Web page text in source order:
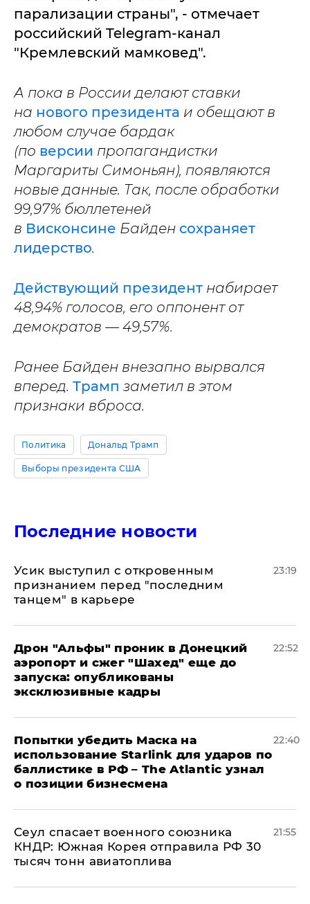
парализации страны", - отмечает
российский Telegram-канал
"Кремлевский мамковед".
А пока в России делают ставки
на нового президента и обещают в
любом случае бардак
(по версии пропагандистки
Маргариты Симоньян), появляются
новые данные. Так, после обработки
99,97% бюллетеней
в Висконсине Байден сохраняет
лидерство.
Действующий президент набирает
48,94% голосов, его оппонент от
демократов — 49,57%.
Ранее Байден внезапно вырвался
вперед. Трамп заметил в этом
признаки вброса.
Политика Дональд Трамп
Выборы президента США
Последние новости
Усик выступил с откровенным
признанием перед "последним
танцем" в карьере
23:19
Дрон "Альфы" проник в Донецкий
аэропорт и сжег "Шахед" еще до
запуска: опубликованы
эксклюзивные кадры
22:52
Попытки убедить Маска на
использование Starlink для ударов по
баллистике в РФ – The Atlantic узнал
о позиции бизнесмена
22:40
​Сеул спасает военного союзника
КНДР: Южная Корея отправила РФ 30
тысяч тонн авиатоплива
21:55